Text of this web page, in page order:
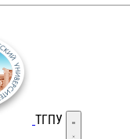
ТГПУ Открыть